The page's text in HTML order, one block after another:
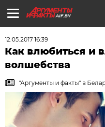
AIF.BY
12.05.2017 16:39
Как влюбиться и
волшебства
"Аргументы и факты" в